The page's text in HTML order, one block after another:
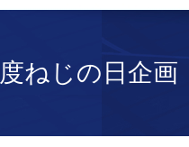
ねじの日企